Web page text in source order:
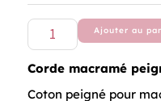
macramé
3mm
Menthe
Ajouter au
Corde macramé
Coton peigné pour